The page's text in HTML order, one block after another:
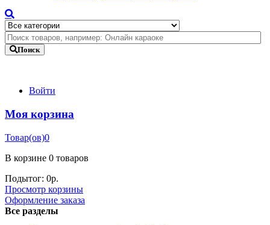
Поиск
Войти
Моя корзина
Товар(ов)0
В корзине 0 товаров
Подытог: 0р.
Просмотр корзины
Оформление заказа
Все разделы